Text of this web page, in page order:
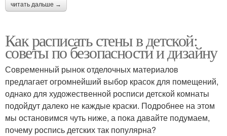
читать дальше →
Как расписать стены в детской:
советы по безопасности и дизайну
Современный рынок отделочных материалов
предлагает огромнейший выбор красок для помещений,
однако для художественной росписи детской комнаты
подойдут далеко не каждые краски. Подробнее на этом
мы остановимся чуть ниже, а пока давайте подумаем,
почему роспись детских так популярна?